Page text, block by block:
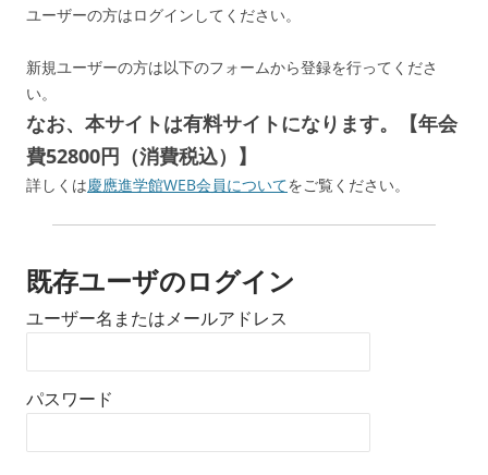
ユーザーの方はログインしてください。
新規ユーザーの方は以下のフォームから登録を行ってくださ
い。
なお、本サイトは有料サイトになります。【年会
費52800円（消費税込）】
詳しくは慶應進学館WEB会員についてをご覧ください。
既存ユーザのログイン
ユーザー名またはメールアドレス
パスワード